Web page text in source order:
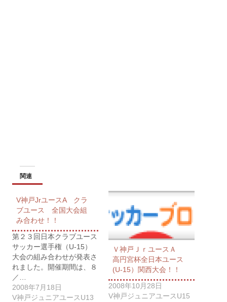
関連
V神戸JrユースA クラ
ブユース 全国大会組
み合わせ！！
第２３回日本クラブユース
サッカー選手権（U-15）
大会の組み合わせが発表さ
れました。開催期間は、８
／…
2008年7月18日
V神戸ジュニアユースU13
Ｖ神戸ＪｒユースＡ
高円宮杯全日本ユース
(U-15）関西大会！！
2008年10月28日
V神戸ジュニアユースU15